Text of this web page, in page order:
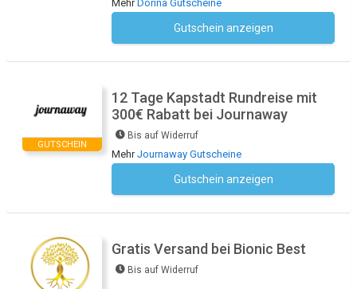
MehrDorina Gutscheine
Gutschein anzeigen
GUTSCHEIN
12 Tage Kapstadt Rundreise mit
300€ Rabatt bei Journaway
Bis auf Widerruf
MehrJournaway Gutscheine
Gutschein anzeigen
Gratis Versand bei Bionic Best
Bis auf Widerruf